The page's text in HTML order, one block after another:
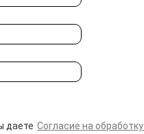
даете Согласие на